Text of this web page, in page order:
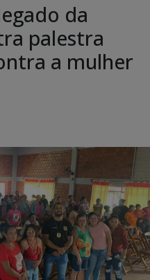
da
palestra
a mulher